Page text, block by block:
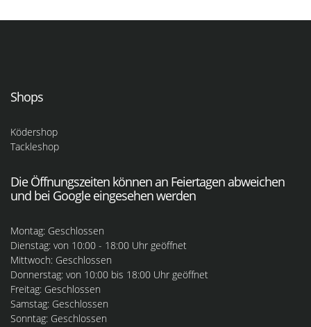
Shops
Ködershop
Tackleshop
Die Öffnungszeiten können an Feiertagen abweichen
und bei Google eingesehen werden
Montag: Geschlossen
Dienstag: von 10:00 - 18:00 Uhr geöffnet
Mittwoch: Geschlossen
Donnerstag: von 10:00 bis 18:00 Uhr geöffnet
Freitag: Geschlossen
Samstag: Geschlossen
Sonntag: Geschlossen